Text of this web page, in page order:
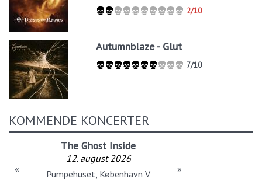
2/10
Autumnblaze - Glut
7/10
KOMMENDE KONCERTER
The Ghost Inside
12. august 2026
Pumpehuset, København V
« »